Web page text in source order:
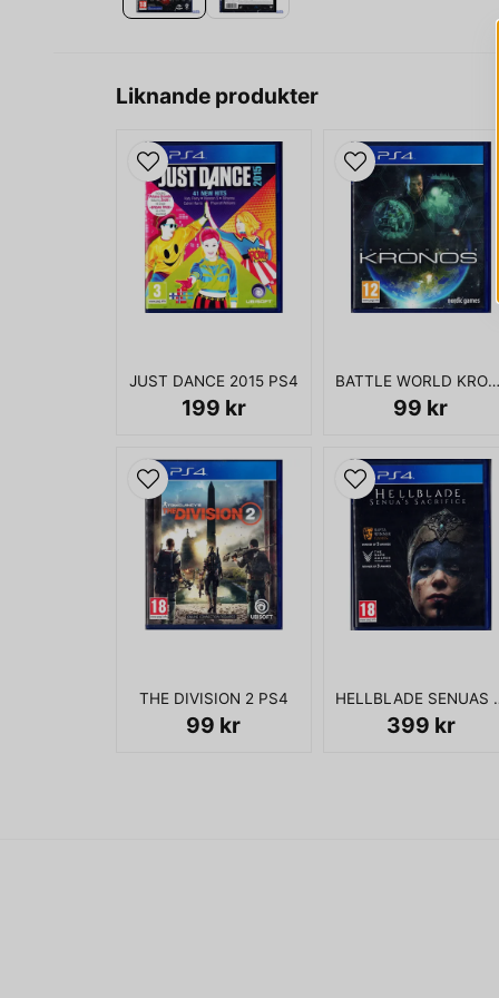
Liknande produkter
JUST DANCE 2015 PS4
199 kr
BATTLE WORLD KRONOS PS4
99 kr
THE DIVISION 2 PS4
99 kr 399 kr